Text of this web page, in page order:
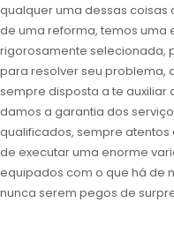
qualquer uma dessas
de uma reforma, temos uma
rigorosamente selecionada,
para resolver seu problema,
sempre disposta a te auxiliar
damos a garantia dos
qualificados, sempre
de executar uma enorme
equipados com o que há de
nunca serem pegos de